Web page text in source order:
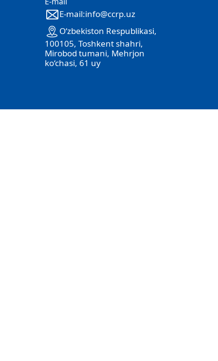
E-mail:info@ccrp.uz
O‘zbekiston Respublikasi,
100105, Toshkent shahri,
Mirobod tumani, Mehrjon
ko‘chasi, 61 uy